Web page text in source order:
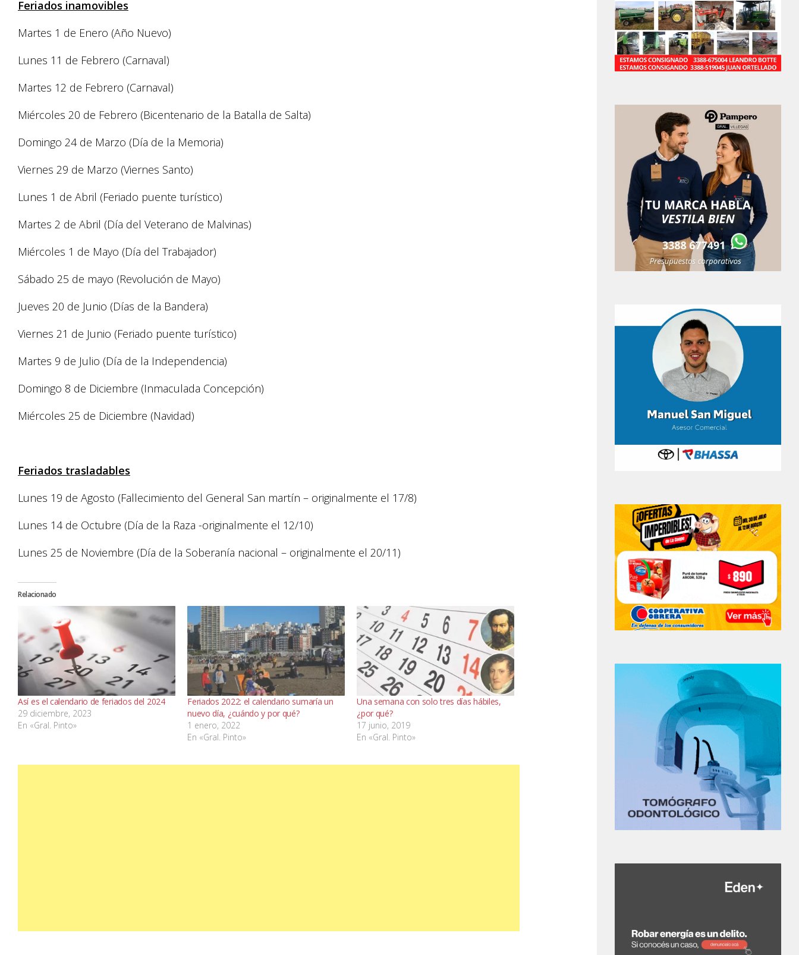
Feriados inamovibles
Martes 1 de Enero (Año Nuevo)
Lunes 11 de Febrero (Carnaval)
Martes 12 de Febrero (Carnaval)
Miércoles 20 de Febrero (Bicentenario de la Batalla de Salta)
Domingo 24 de Marzo (Día de la Memoria)
Viernes 29 de Marzo (Viernes Santo)
Lunes 1 de Abril (Feriado puente turístico)
Martes 2 de Abril (Día del Veterano de Malvinas)
Miércoles 1 de Mayo (Día del Trabajador)
Sábado 25 de mayo (Revolución de Mayo)
Jueves 20 de Junio (Días de la Bandera)
Viernes 21 de Junio (Feriado puente turístico)
Martes 9 de Julio (Día de la Independencia)
Domingo 8 de Diciembre (Inmaculada Concepción)
Miércoles 25 de Diciembre (Navidad)
Feriados trasladables
Lunes 19 de Agosto (Fallecimiento del General San martín – originalmente el 17/8)
Lunes 14 de Octubre (Día de la Raza -originalmente el 12/10)
Lunes 25 de Noviembre (Día de la Soberanía nacional – originalmente el 20/11)
Relacionado
Así es el calendario de feriados del 2024
29 diciembre, 2023
En «Gral. Pinto»
Feriados 2022: el calendario sumaría un
nuevo día, ¿cuándo y por qué?
1 enero, 2022
En «Gral. Pinto»
Una semana con solo tres días hábiles,
¿por qué?
17 junio, 2019
En «Gral. Pinto»